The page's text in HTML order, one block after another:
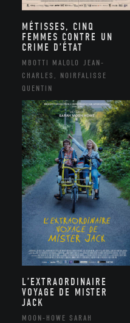
MÉTISSES, CINQ
FEMMES CONTRE UN
CRIME D’ÉTAT
MBOTTI MALOLO JEAN-
CHARLES, NOIRFALISSE
QUENTIN
L’EXTRAORDINAIRE
VOYAGE DE MISTER
JACK
MOON-HOWE SARAH